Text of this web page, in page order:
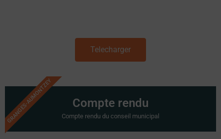
Telecharger
GRANGES-AUMONTZEY Compte rendu
Compte rendu du conseil municipal